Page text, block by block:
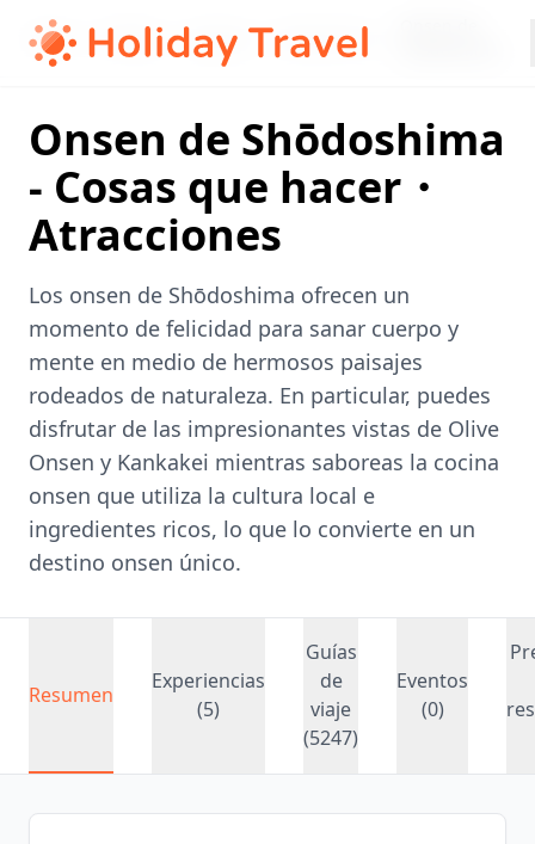
Home / Shikoku / Kagawa / Shodoshima
Onsen de Shōdoshima
- Cosas que hacer・
Atracciones
Los onsen de Shōdoshima ofrecen un
momento de felicidad para sanar cuerpo y
mente en medio de hermosos paisajes
rodeados de naturaleza. En particular, puedes
disfrutar de las impresionantes vistas de Olive
Onsen y Kankakei mientras saboreas la cocina
onsen que utiliza la cultura local e
ingredientes ricos, lo que lo convierte en un
destino onsen único.
Resumen
Experiencias
(5)
Guías
de
viaje
(5247)
Eventos
(0)